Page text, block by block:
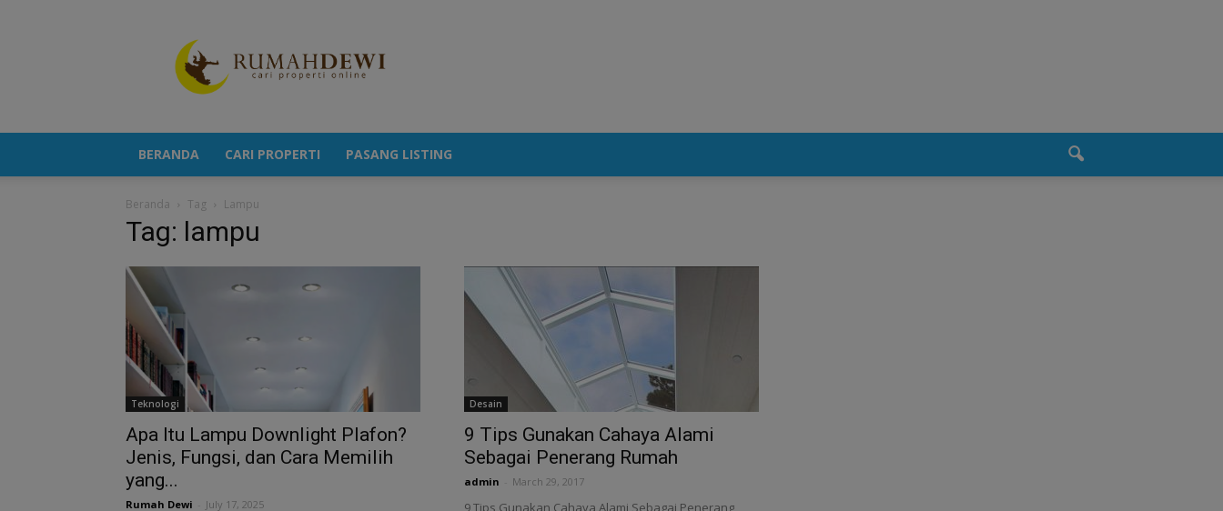
Berita
Properti
Terkini
BERANDA CARI PROPERTI PASANG LISTING
Beranda Tag Lampu
Tag: lampu
Teknologi
Apa Itu Lampu Downlight Plafon?
Jenis, Fungsi, dan Cara Memilih
yang...
Rumah Dewi July 17, 2025
Desain
9 Tips Gunakan Cahaya Alami
Sebagai Penerang Rumah
admin March 29, 2017
9 Tips Gunakan Cahaya Alami Sebagai Penerang